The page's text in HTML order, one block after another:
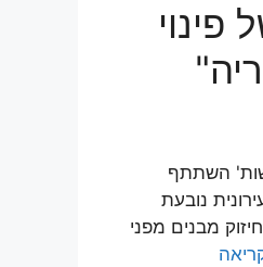
פינוי
השתתף
"ההתחדשות העירונית נובעת
מבנים מפני